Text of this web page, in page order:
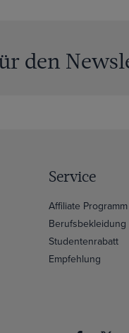
den
Service
Affiliate Programm
Berufsbekleidung
Studentenrabatt
Empfehlung